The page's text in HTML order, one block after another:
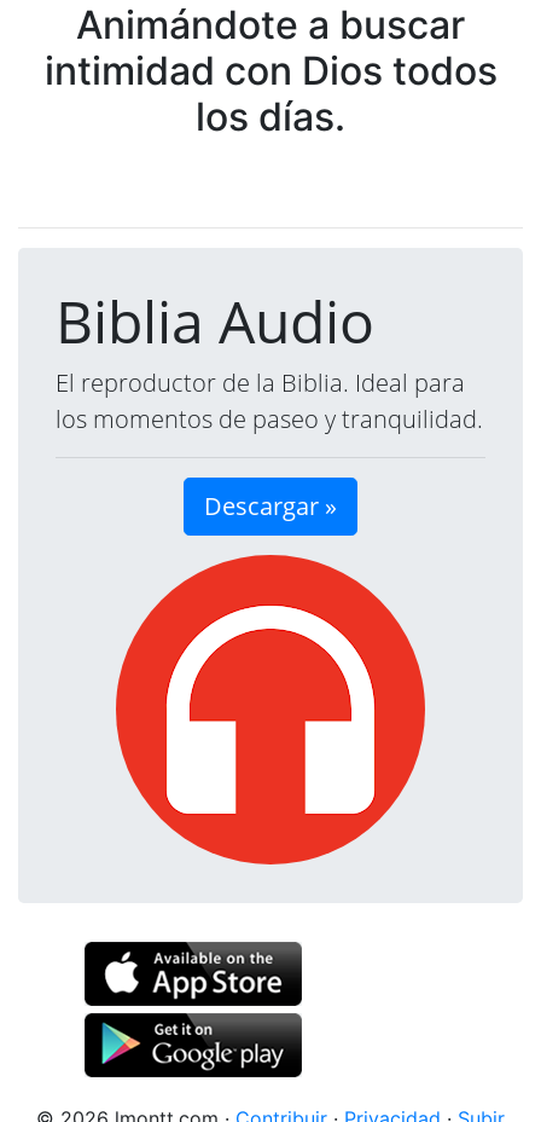
Animándote a buscar
intimidad con Dios todos
los días.
Biblia Audio
El reproductor de la Biblia. Ideal para
los momentos de paseo y tranquilidad.
Descargar »